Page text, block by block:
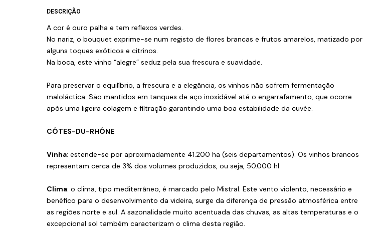
DESCRIÇÃO
A cor é ouro palha e tem reflexos verdes.
No nariz, o bouquet exprime-se num registo de flores brancas e frutos amarelos, matizado por
alguns toques exóticos e citrinos.
Na boca, este vinho “alegre” seduz pela sua frescura e suavidade.
Para preservar o equilíbrio, a frescura e a elegância, os vinhos não sofrem fermentação
maloláctica. São mantidos em tanques de aço inoxidável até o engarrafamento, que ocorre
após uma ligeira colagem e filtração garantindo uma boa estabilidade da cuvée.
CÔTES-DU-RHÔNE
Vinha: estende-se por aproximadamente 41.200 ha (seis departamentos). Os vinhos brancos
representam cerca de 3% dos volumes produzidos, ou seja, 50.000 hl.
Clima: o clima, tipo mediterrâneo, é marcado pelo Mistral. Este vento violento, necessário e
benéfico para o desenvolvimento da videira, surge da diferença de pressão atmosférica entre
as regiões norte e sul. A sazonalidade muito acentuada das chuvas, as altas temperaturas e o
excepcional sol também caracterizam o clima desta região.